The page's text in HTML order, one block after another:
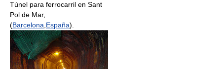
Túnel para ferrocarril en Sant
Pol de Mar,
(Barcelona,España).